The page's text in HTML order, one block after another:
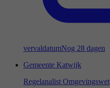
vervaldatumNog 28 dagen
Gemeente Katwijk
Regelanalist Omgevingswet